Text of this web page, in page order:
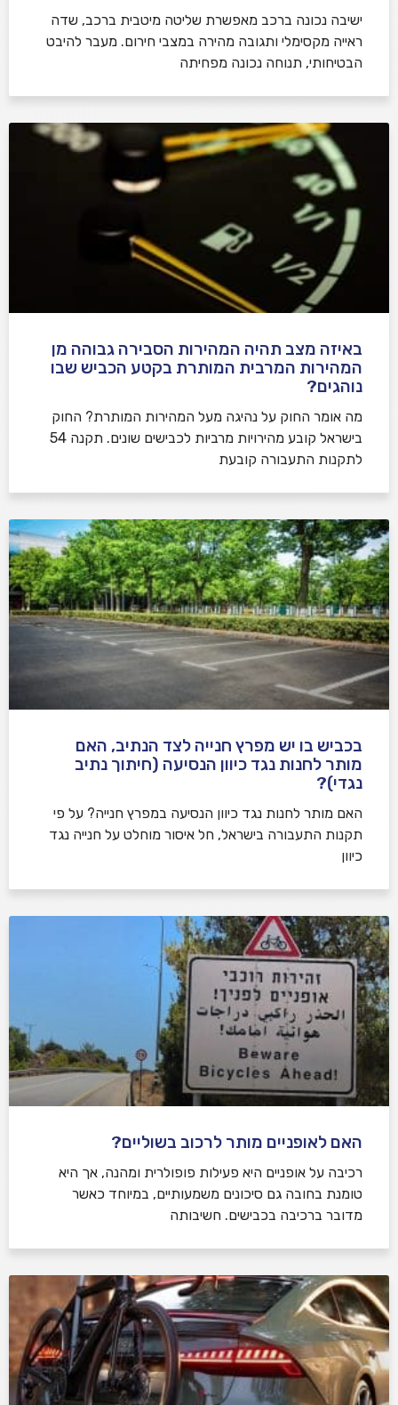
ישיבה נכונה ברכב מאפשרת שליטה מיטבית ברכב, שדה
ראייה מקסימלי ותגובה מהירה במצבי חירום. מעבר להיבט
הבטיחותי, תנוחה נכונה מפחיתה
באיזה מצב תהיה המהירות הסבירה גבוהה מן
המהירות המרבית המותרת בקטע הכביש שבו
נוהגים?
​מה אומר החוק על נהיגה מעל המהירות המותרת? החוק
בישראל קובע מהירויות מרביות לכבישים שונים. תקנה 54
לתקנות התעבורה קובעת
בכביש בו יש מפרץ חנייה לצד הנתיב, האם
מותר לחנות נגד כיוון הנסיעה (חיתוך נתיב
נגדי)?
האם מותר לחנות נגד כיוון הנסיעה במפרץ חנייה? על פי
תקנות התעבורה בישראל, חל איסור מוחלט על חנייה נגד
כיוון
האם לאופניים מותר לרכוב בשוליים?
רכיבה על אופניים היא פעילות פופולרית ומהנה, אך היא
טומנת בחובה גם סיכונים משמעותיים, במיוחד כאשר
מדובר ברכיבה בכבישים. חשיבותה